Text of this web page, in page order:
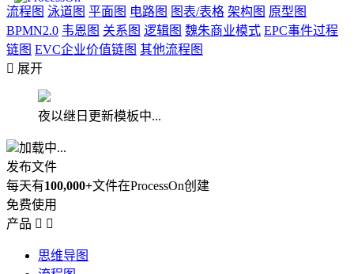
流程图 泳道图 平面图 电路图 图表/表格 架构图 原型图
BPMN2.0 韦恩图 关系图 逻辑图 魏朱商业模式 EPC事件过程
链图 EVC企业价值链图 其他流程图
 展开
夜以继日更新模板中...
加载中...
发布文件
每天有100,000+文件在ProcessOn创建
免费使用
产品  
思维导图